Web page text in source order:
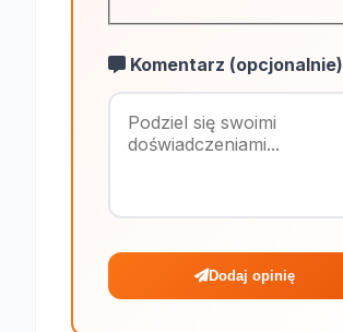
Komentarz (opcjonalnie)
Dodaj opinię